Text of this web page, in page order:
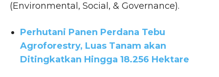
(Environmental, Social, & Governance).
Perhutani Panen Perdana Tebu
Agroforestry, Luas Tanam akan
Ditingkatkan Hingga 18.256 Hektare